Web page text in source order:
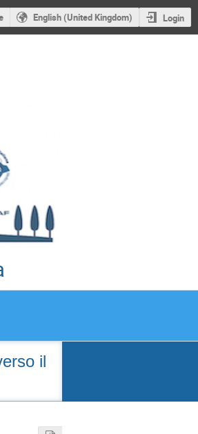
English (United Kingdom) Login
il